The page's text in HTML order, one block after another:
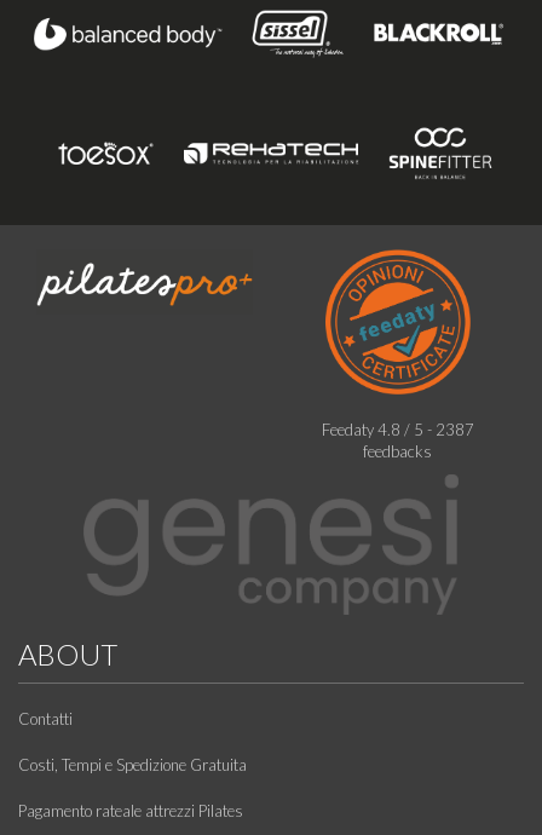
Feedaty4.8 / 5 - 2387
feedbacks
ABOUT
Contatti
Costi, Tempi e Spedizione Gratuita
Pagamento rateale attrezzi Pilates